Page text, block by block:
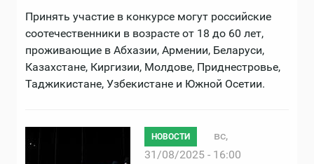
Принять участие в конкурсе могут российские
соотечественники в возрасте от 18 до 60 лет,
проживающие в Абхазии, Армении, Беларуси,
Казахстане, Киргизии, Молдове, Приднестровье,
Таджикистане, Узбекистане и Южной Осетии.
НОВОСТИ
вс,
31/08/2025 - 16:00